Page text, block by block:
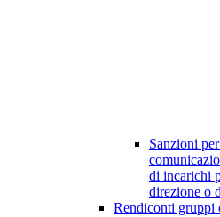
Sanzioni
di incarichi
direzione o
Rendiconti gruppi